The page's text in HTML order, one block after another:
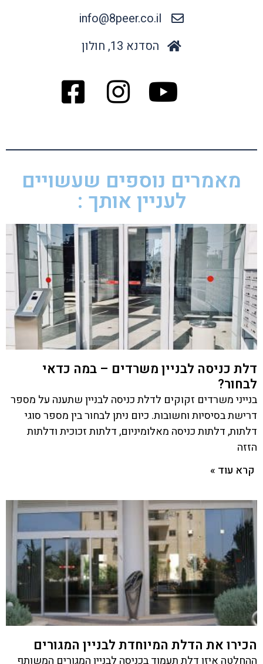
info@8peer.co.il
הסדנא 13, חולון
מאמרים נוספים שעשויים
לעניין אותך :
דלת כניסה לבניין משרדים – במה כדאי
לבחור?
בנייני משרדים זקוקים לדלת כניסה לבניין שתענה על מספר
דרישת בסיסיות וחשובות. כיום ניתן לבחור בין מספר סוגי
דלתות, דלתות כניסה מאלומיניום, דלתות זכוכית ודלתות
הזזה
קרא עוד »
הכירו את הדלת המיוחדת לבניין המגורים
ההחלטה איזו דלת תעמוד בכניסה לבניין המגורים המשותף